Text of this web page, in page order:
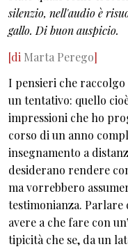
silenzio, nell'audioè
gallo. Di buon auspicio.
[di Marta Perego]
I pensieri che
un tentativo: quello
impressioni che ho
corso di un anno
insegnamento a
desiderano rendere
ma vorrebbero
testimonianza. Parlare
avere a che fare con
tipicità che se, da un